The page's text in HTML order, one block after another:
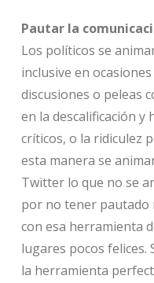
Pautar la
Los políticos se
inclusive en
discusiones o peleas
en la descalificación y
críticos, o la ridiculez
esta manera se
Twitter lo que no se
por no tener pautado
con esa herramienta
lugares pocos felices.
la herramienta